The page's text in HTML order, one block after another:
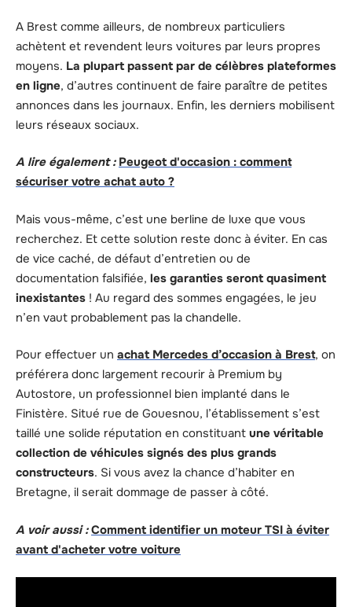
A Brest comme ailleurs, de nombreux particuliers
achètent et revendent leurs voitures par leurs propres
moyens. La plupart passent par de célèbres plateformes
en ligne, d’autres continuent de faire paraître de petites
annonces dans les journaux. Enfin, les derniers mobilisent
leurs réseaux sociaux.
A lire également : Peugeot d'occasion : comment
sécuriser votre achat auto ?
Mais vous-même, c’est une berline de luxe que vous
recherchez. Et cette solution reste donc à éviter. En cas
de vice caché, de défaut d’entretien ou de
documentation falsifiée, les garanties seront quasiment
inexistantes ! Au regard des sommes engagées, le jeu
n’en vaut probablement pas la chandelle.
Pour effectuer un achat Mercedes d’occasion à Brest, on
préférera donc largement recourir à Premium by
Autostore, un professionnel bien implanté dans le
Finistère. Situé rue de Gouesnou, l’établissement s’est
taillé une solide réputation en constituant une véritable
collection de véhicules signés des plus grands
constructeurs. Si vous avez la chance d’habiter en
Bretagne, il serait dommage de passer à côté.
A voir aussi : Comment identifier un moteur TSI à éviter
avant d'acheter votre voiture